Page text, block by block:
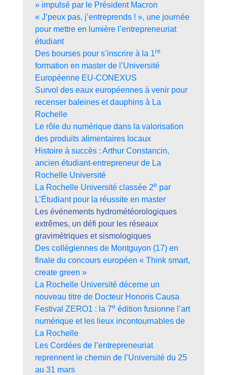
» impulsé par le Président Macron
« J’peux pas, j’entreprends ! », une journée
pour mettre en lumière l’entrepreneuriat
étudiant
Des bourses pour s’inscrire à la 1re
formation en master de l’Université
Européenne EU-CONEXUS
Survol des eaux européennes à venir pour
recenser baleines et dauphins à La
Rochelle
Le rôle du numérique dans la valorisation
des produits alimentaires locaux
Histoire à succès : Arthur Constancin,
ancien étudiant-entrepreneur de La
Rochelle Université
La Rochelle Université classée 2e par
L’Étudiant pour la réussite en master
Les événements hydrométéorologiques
extrêmes, un défi pour les réseaux
gravimétriques et sismologiques
Des collégiennes de Montguyon (17) en
finale du concours européen « Think smart,
create green »
La Rochelle Université décerne un
nouveau titre de Docteur Honoris Causa
Festival ZERO1 : la 7e édition fusionne l’art
numérique et les lieux incontournables de
La Rochelle
Les Cordées de l’entrepreneuriat
reprennent le chemin de l’Université du 25
au 31 mars